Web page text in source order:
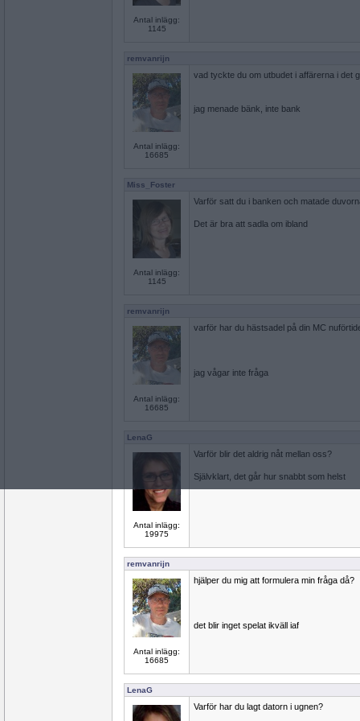
Antal inlägg:
1145
remvanrijn
Antal inlägg:
16685
vad tyckte du om utbudet i affärerna i det
jag menade bänk, inte bank
Miss_Foster
Antal inlägg:
1145
Varför satt du i banken och matade
Det är bra att sadla om ibland
remvanrijn
Antal inlägg:
16685
varför har du hästsadel på din MC
jag vågar inte fråga
LenaG
Antal inlägg:
19975
Varför blir det aldrig nåt mellan oss?
Självklart, det går hur snabbt som helst
remvanrijn
Antal inlägg:
16685
hjälper du mig att formulera min fråga då?
det blir inget spelat ikväll iaf
LenaG
Varför har du lagt datorn i ugnen?